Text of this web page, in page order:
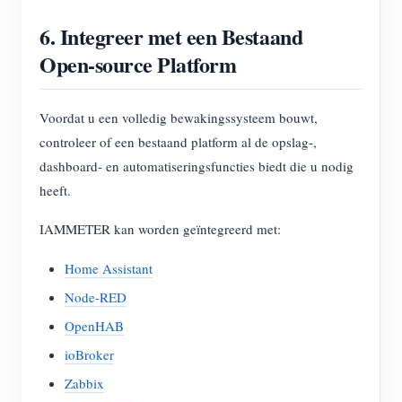
6. Integreer met een Bestaand
Open-source Platform
Voordat u een volledig bewakingssysteem bouwt,
controleer of een bestaand platform al de opslag-,
dashboard- en automatiseringsfuncties biedt die u nodig
heeft.
IAMMETER kan worden geïntegreerd met:
Home Assistant
Node-RED
OpenHAB
ioBroker
Zabbix